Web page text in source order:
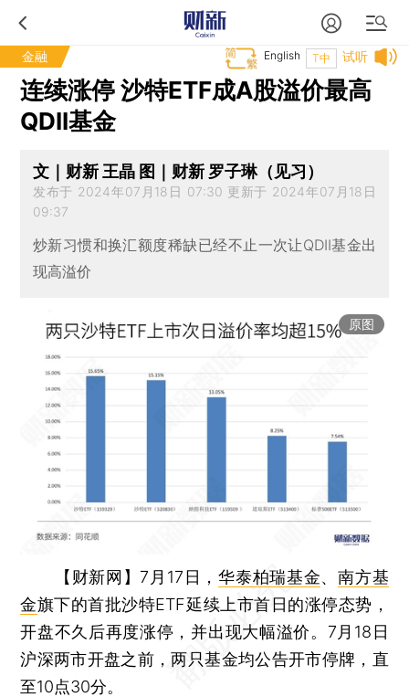
金融 试听
T中
English
连续涨停 沙特ETF成A股溢价最高
QDII基金
文｜财新 王晶 图｜财新 罗子琳（见习）
发布于 2024年07月18日 07:30 更新于 2024年07月18日
09:37
炒新习惯和换汇额度稀缺已经不止一次让QDII基金出
现高溢价
原图
【财新网】 7月17日，华泰柏瑞基金、南方基
金旗下的首批沙特ETF延续上市首日的涨停态势，
开盘不久后再度涨停，并出现大幅溢价。7月18日
沪深两市开盘之前，两只基金均公告开市停牌，直
至10点30分。